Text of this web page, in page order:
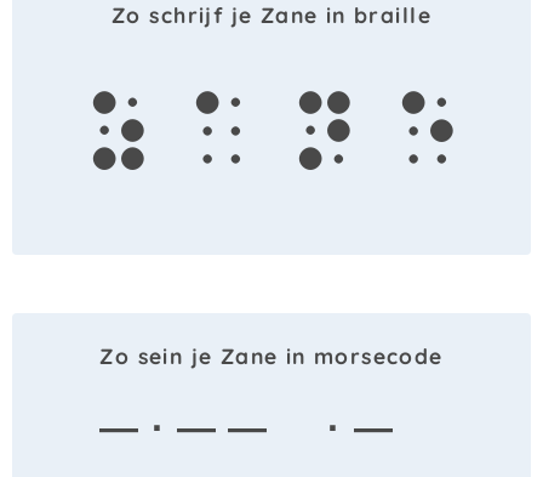
Zo schrijf je Zane in braille
z a n e
Zo sein je Zane in morsecode
— · — —
· —